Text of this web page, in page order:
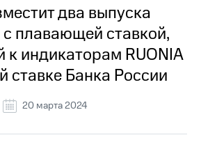
два выпуска
плавающей ставкой,
к индикаторам RUONIA
ставке Банка России
20 марта 2024